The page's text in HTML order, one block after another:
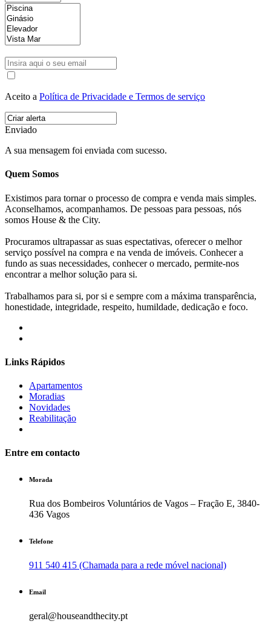
Aceito a Política de Privacidade e Termos de serviço
Enviado
A sua mensagem foi enviada com sucesso.
Quem Somos
Existimos para tornar o processo de compra e venda mais simples.
Aconselhamos, acompanhamos. De pessoas para pessoas, nós
somos House & the City.
Procuramos ultrapassar as suas espectativas, oferecer o melhor
serviço possível na compra e na venda de imóveis. Conhecer a
fundo as suas necessidades, conhecer o mercado, permite-nos
encontrar a melhor solução para si.
Trabalhamos para si, por si e sempre com a máxima transparência,
honestidade, integridade, respeito, humildade, dedicação e foco.
Links Rápidos
Apartamentos
Moradias
Novidades
Reabilitação
Entre em contacto
Morada
Rua dos Bombeiros Voluntários de Vagos – Fração E, 3840-
436 Vagos
Telefone
911 540 415 (Chamada para a rede móvel nacional)
Email
geral@houseandthecity.pt